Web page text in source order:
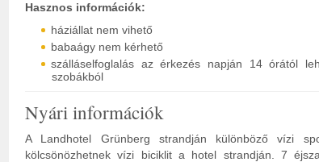
Hasznos információk:
háziállat nem vihető
babaágy nem kérhető
szálláselfoglalás az érkezés napján 14 órától
szobákból
Nyári információk
A Landhotel Grünberg strandján különböző vízi
kölcsönözhetnek vízi biciklit a hotel strandján. 7